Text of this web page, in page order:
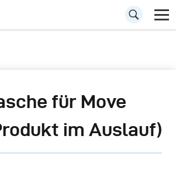
für Move
im Auslauf)